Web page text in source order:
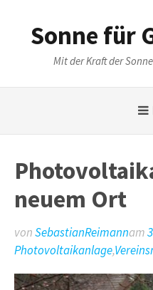
Sonne für
Mit der Kraft der
neuem Ort
vonSebastianReimannam
Photovoltaikanlage,